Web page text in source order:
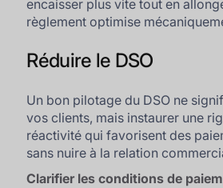
encaisser plus vite tout en
règlement optimise
Réduire le DSO
Un bon pilotage du DSO ne
vos clients, mais instaurer une
réactivité qui favorisent des
sans nuire à la relation
Clarifier les conditions de